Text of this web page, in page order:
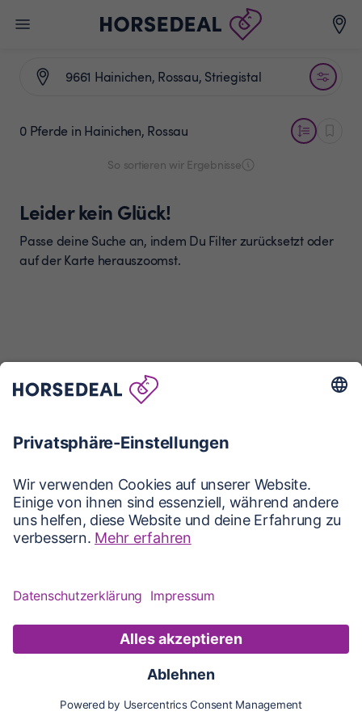
Karte Updates Konto
Karte
0 Pferde in Hainichen, Rossau
So sortieren wir Ergebnisse
Leider kein Glück!
Passe deine Suche an, indem Du Filter zurücksetzt oder
auf der Karte herauszoomst.